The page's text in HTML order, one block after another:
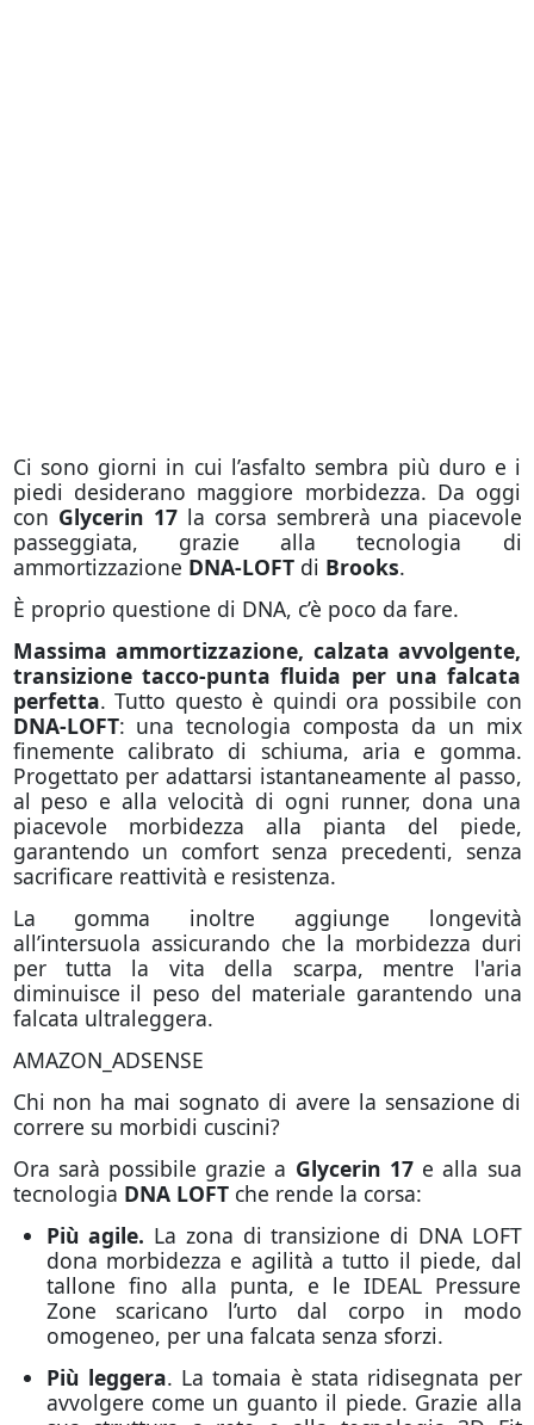
Ci sono giorni in cui l’asfalto sembra più duro e i
piedi desiderano maggiore morbidezza. Da oggi
con Glycerin 17la corsa sembrerà una piacevole
passeggiata, grazie alla tecnologia di
ammortizzazione DNA-LOFTdi Brooks.
È proprio questione di DNA, c’è poco da fare.
Massima ammortizzazione, calzata avvolgente,
transizione tacco-punta fluida per una falcata
perfetta. Tutto questo è quindi ora possibile con
DNA-LOFT: una tecnologia composta da un mix
finemente calibrato di schiuma, aria e gomma.
Progettato per adattarsi istantaneamente al passo,
al peso e alla velocità di ogni runner, dona una
piacevole morbidezza alla pianta del piede,
garantendo un comfort senza precedenti, senza
sacrificare reattività e resistenza.
La gomma inoltre aggiunge longevità
all’intersuola assicurando che la morbidezza duri
per tutta la vita della scarpa, mentre l'aria
diminuisce il peso del materiale garantendo una
falcata ultraleggera.
AMAZON_ADSENSE
Chi non ha mai sognato di avere la sensazione di
correre su morbidi cuscini?
Ora sarà possibile grazie a Glycerin 17e alla sua
tecnologia DNA LOFTche rende la corsa:
Più agile. La zona di transizione di DNA LOFT
dona morbidezza e agilità a tutto il piede, dal
tallone fino alla punta, e le IDEAL Pressure
Zone scaricano l’urto dal corpo in modo
omogeneo, per una falcata senza sforzi.
Più leggera. La tomaia è stata ridisegnata per
avvolgere come un guanto il piede. Grazie alla